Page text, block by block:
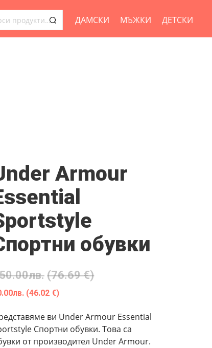
ДАМСКИ МЪЖКИ ДЕТСКИ
Armour
обувки
лв. (76.69 €)
лв. (46.02 €)
ви Under Armour Essential
Спортни обувки. Това са
от производител Under Armour.